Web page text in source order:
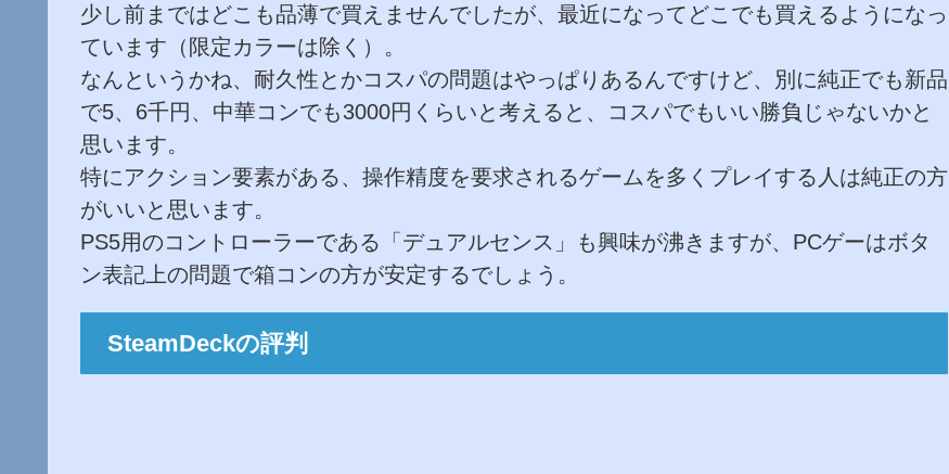
少し前まではどこも品薄で買えませんでしたが、最近になってどこでも買えるようになっ
ています（限定カラーは除く）。
なんというかね、耐久性とかコスパの問題はやっぱりあるんですけど、別に純正でも新品
で5、6千円、中華コンでも3000円くらいと考えると、コスパでもいい勝負じゃないかと
思います。
特にアクション要素がある、操作精度を要求されるゲームを多くプレイする人は純正の方
がいいと思います。
PS5用のコントローラーである「デュアルセンス」も興味が沸きますが、PCゲーはボタ
ン表記上の問題で箱コンの方が安定するでしょう。
SteamDeckの評判